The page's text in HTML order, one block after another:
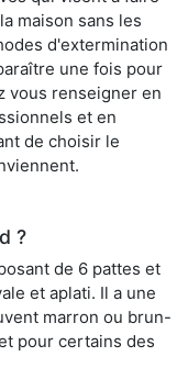
maison sans les
d'extermination
une fois pour
vous renseigner en
et en
de choisir le
?
de 6 pattes et
et aplati. Il a une
marron ou brun-
pour certains des